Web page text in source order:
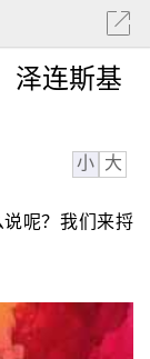
泽连斯基
小 大
呢？我们来捋